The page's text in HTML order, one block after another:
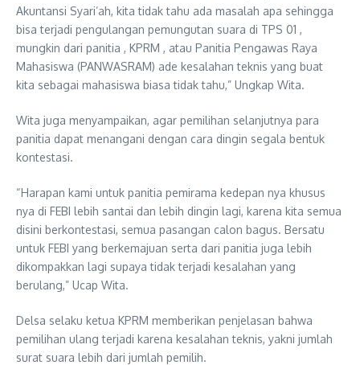
Akuntansi Syari’ah, kita tidak tahu ada masalah apa sehingga
bisa terjadi pengulangan pemungutan suara di TPS 01 ,
mungkin dari panitia , KPRM , atau Panitia Pengawas Raya
Mahasiswa (PANWASRAM) ade kesalahan teknis yang buat
kita sebagai mahasiswa biasa tidak tahu,” Ungkap Wita.
Wita juga menyampaikan, agar pemilihan selanjutnya para
panitia dapat menangani dengan cara dingin segala bentuk
kontestasi.
“Harapan kami untuk panitia pemirama kedepan nya khusus
nya di FEBI lebih santai dan lebih dingin lagi, karena kita semua
disini berkontestasi, semua pasangan calon bagus. Bersatu
untuk FEBI yang berkemajuan serta dari panitia juga lebih
dikompakkan lagi supaya tidak terjadi kesalahan yang
berulang,” Ucap Wita.
Delsa selaku ketua KPRM memberikan penjelasan bahwa
pemilihan ulang terjadi karena kesalahan teknis, yakni jumlah
surat suara lebih dari jumlah pemilih.